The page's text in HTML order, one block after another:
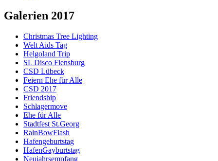
Galerien 2017
Christmas Tree Lighting
Welt Aids Tag
Helgoland Trip
SL Disco Flensburg
CSD Lübeck
Feiern Ehe für Alle
CSD 2017
Friendship
Schlagermove
Ehe für Alle
Stadtfest St.Georg
RainBowFlash
Hafengeburtstag
HafenGayburtstag
Neujahrsempfang